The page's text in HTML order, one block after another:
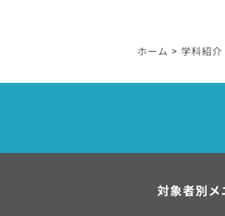
ホーム > 学科紹介
対象者別メ